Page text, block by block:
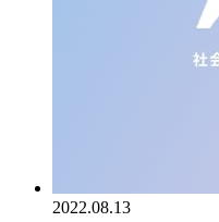
2022.08.13